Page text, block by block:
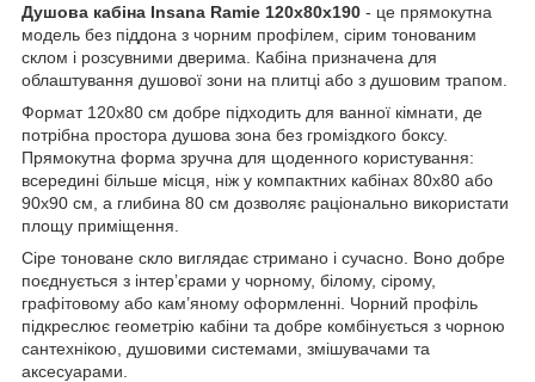
Душова кабіна Insana Ramie 120x80x190 - це прямокутна
модель без піддона з чорним профілем, сірим тонованим
склом і розсувними дверима. Кабіна призначена для
облаштування душової зони на плитці або з душовим трапом.
Формат 120x80 см добре підходить для ванної кімнати, де
потрібна простора душова зона без громіздкого боксу.
Прямокутна форма зручна для щоденного користування:
всередині більше місця, ніж у компактних кабінах 80x80 або
90x90 см, а глибина 80 см дозволяє раціонально використати
площу приміщення.
Сіре тоноване скло виглядає стримано і сучасно. Воно добре
поєднується з інтер’єрами у чорному, білому, сірому,
графітовому або кам’яному оформленні. Чорний профіль
підкреслює геометрію кабіни та добре комбінується з чорною
сантехнікою, душовими системами, змішувачами та
аксесуарами.